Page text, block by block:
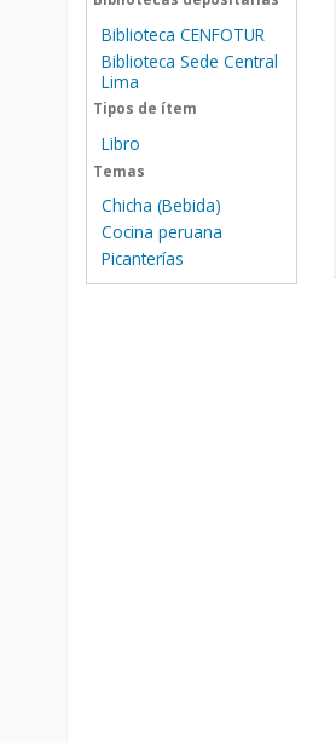
Biblioteca CENFOTUR
Biblioteca Sede Central
Lima
Tipos de ítem
Libro
Temas
Chicha (Bebida)
Cocina peruana
Picanterías